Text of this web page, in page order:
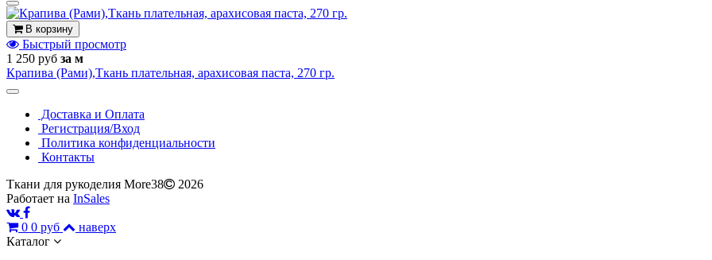
В корзину
Быстрый просмотр
1 250 руб за м
Крапива (Рами),Ткань плательная, арахисовая паста, 270 гр.
Доставка и Оплата
Регистрация/Вход
Политика конфиденциальности
Контакты
Ткани для рукоделия More38
2026
Работает на InSales
0 0 руб
наверх
Каталог